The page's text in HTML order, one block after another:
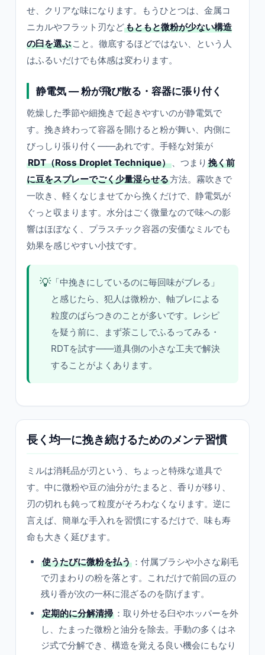
せ、クリアな味になります。もうひとつは、金属コ
ニカルやフラット刃などもともと微粉が少ない構造
の臼を選ぶ こと。徹底するほどではない、という人
はふるいだけでも体感は変わります。
静電気 — 粉が飛び散る・容器に張り付く
乾燥した季節や細挽きで起きやすいのが静電気で
す。挽き終わって容器を開けると粉が舞い、内側に
びっしり張り付く——あれです。手軽な対策が
RDT（Ross Droplet Technique） 、つまり 挽く前
に豆をスプレーでごく少量湿らせる方法。霧吹きで
一吹き、軽くなじませてから挽くだけで、静電気が
ぐっと収まります。水分はごく微量なので味への影
響はほぼなく、プラスチック容器の安価なミルでも
効果を感じやすい小技です。
💡「中挽きにしているのに毎回味がブレる」
と感じたら、犯人は微粉か、軸ブレによる
粒度のばらつきのことが多いです。レシピ
を疑う前に、まず茶こしでふるってみる・
RDTを試す——道具側の小さな工夫で解決
することがよくあります。
長く均一に挽き続けるためのメンテ習慣
ミルは消耗品が刃という、ちょっと特殊な道具で
す。中に微粉や豆の油分がたまると、香りが移り、
刃の切れも鈍って粒度がそろわなくなります。逆に
言えば、簡単な手入れを習慣にするだけで、味も寿
命も大きく延びます。
使うたびに微粉を払う ：付属ブラシや小さな刷毛
で刃まわりの粉を落とす。これだけで前回の豆の
残り香が次の一杯に混ざるのを防げます。
定期的に分解清掃 ：取り外せる臼やホッパーを外
し、たまった微粉と油分を除去。手動の多くはネ
ジ式で分解でき、構造を覚える良い機会にもなり